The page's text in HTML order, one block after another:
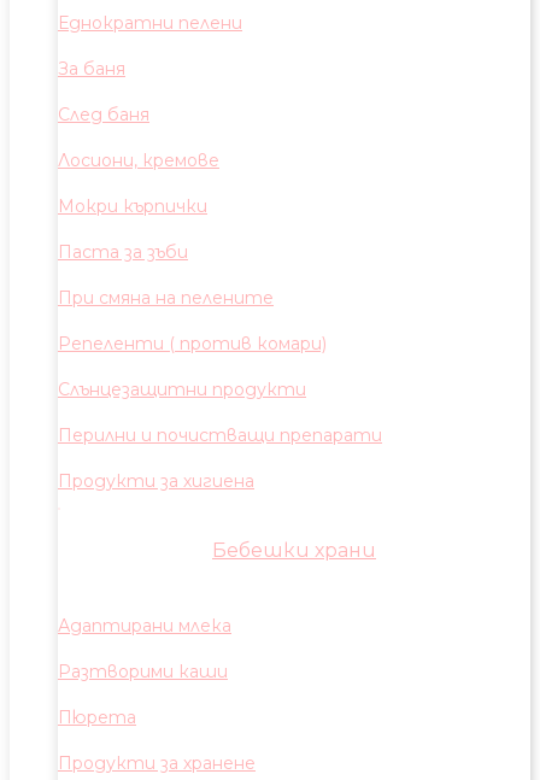
Еднократни пелени
За баня
След баня
Лосиони, кремове
Мокри кърпички
Паста за зъби
При смяна на пелените
Репеленти ( против комари)
Слънцезащитни продукти
Перилни и почистващи препарати
Продукти за хигиена
Бебешки храни
Адаптирани млека
Разтворими каши
Пюрета
Продукти за хранене